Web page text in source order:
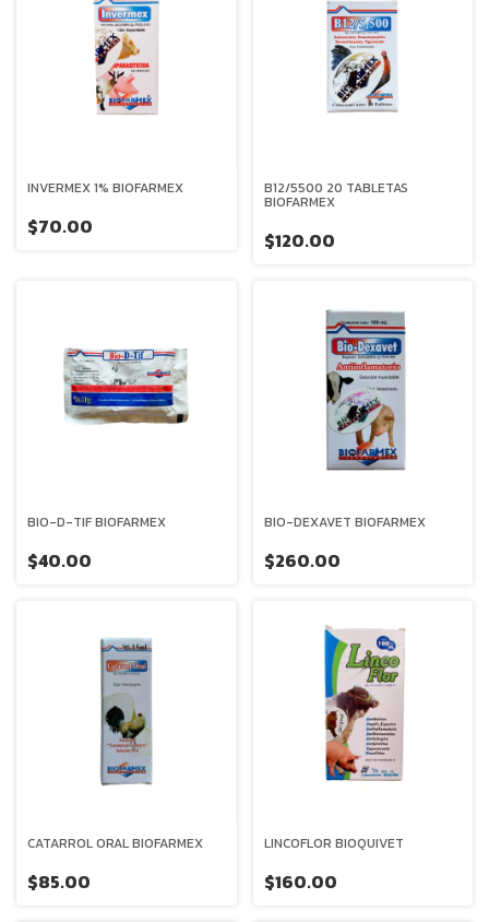
INVERMEX 1% BIOFARMEX
$70.00
B12/5500 20 TABLETAS
BIOFARMEX
$120.00
BIO-D-TIF BIOFARMEX
$40.00
BIO-DEXAVET BIOFARMEX
$260.00
CATARROL ORAL BIOFARMEX
$85.00
LINCOFLOR BIOQUIVET
$160.00